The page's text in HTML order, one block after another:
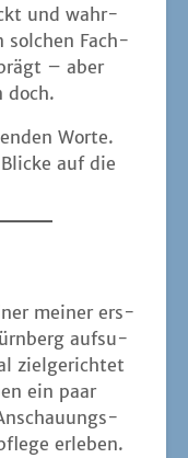
und wahr­
sol­chen Fach­
– aber
doch.
Wor­te.
auf die
mei­ner ers­
auf­su­
ziel­ge­rich­tet
ein paar
erle­ben.